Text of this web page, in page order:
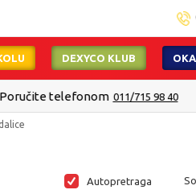
DEXYCO KLUB
očekivati u roku od 2 do 4 radna
Autopretraga